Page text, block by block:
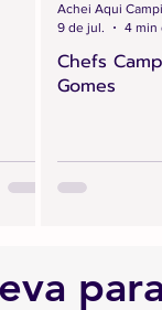
Chefs
Gomes
Achei Aqui
9 de jul.
4 min